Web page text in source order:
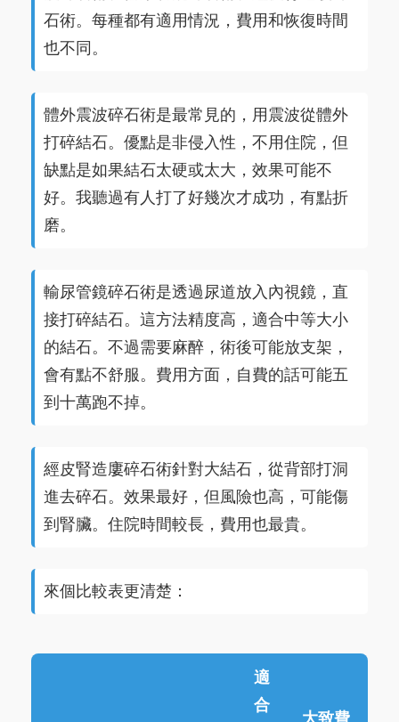
石術。每種都有適用情況，費用和恢復時間
也不同。
體外震波碎石術是最常見的，用震波從體外
打碎結石。優點是非侵入性，不用住院，但
缺點是如果結石太硬或太大，效果可能不
好。我聽過有人打了好幾次才成功，有點折
磨。
輸尿管鏡碎石術是透過尿道放入內視鏡，直
接打碎結石。這方法精度高，適合中等大小
的結石。不過需要麻醉，術後可能放支架，
會有點不舒服。費用方面，自費的話可能五
到十萬跑不掉。
經皮腎造廔碎石術針對大結石，從背部打洞
進去碎石。效果最好，但風險也高，可能傷
到腎臟。住院時間較長，費用也最貴。
來個比較表更清楚：
適
合